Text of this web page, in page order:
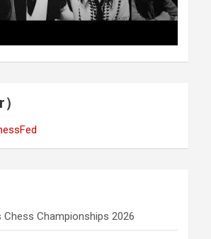
Championships 2026